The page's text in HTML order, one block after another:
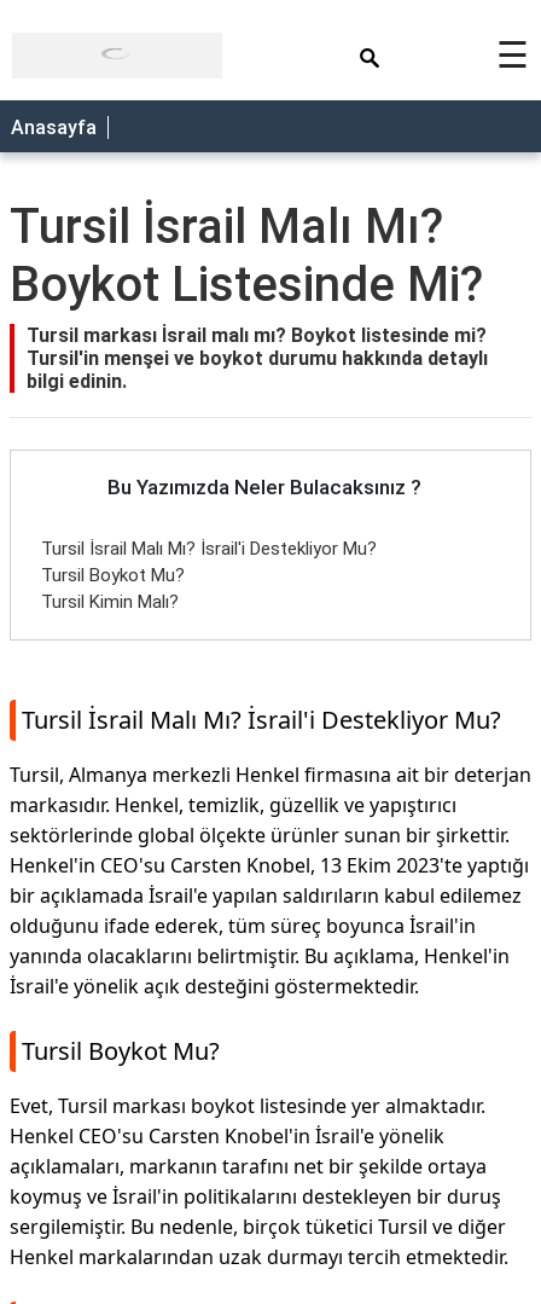
☰
Anasayfa
Tursil İsrail Malı Mı?
Boykot Listesinde Mi?
Tursil markası İsrail malı mı? Boykot listesinde mi?
Tursil'in menşei ve boykot durumu hakkında detaylı
bilgi edinin.
Bu Yazımızda Neler Bulacaksınız ?
Tursil İsrail Malı Mı? İsrail'i Destekliyor Mu?
Tursil Boykot Mu?
Tursil Kimin Malı?
Tursil İsrail Malı Mı? İsrail'i Destekliyor Mu?
Tursil, Almanya merkezli Henkel firmasına ait bir deterjan
markasıdır. Henkel, temizlik, güzellik ve yapıştırıcı
sektörlerinde global ölçekte ürünler sunan bir şirkettir.
Henkel'in CEO'su Carsten Knobel, 13 Ekim 2023'te yaptığı
bir açıklamada İsrail'e yapılan saldırıların kabul edilemez
olduğunu ifade ederek, tüm süreç boyunca İsrail'in
yanında olacaklarını belirtmiştir. Bu açıklama, Henkel'in
İsrail'e yönelik açık desteğini göstermektedir.
Tursil Boykot Mu?
Evet, Tursil markası boykot listesinde yer almaktadır.
Henkel CEO'su Carsten Knobel'in İsrail'e yönelik
açıklamaları, markanın tarafını net bir şekilde ortaya
koymuş ve İsrail'in politikalarını destekleyen bir duruş
sergilemiştir. Bu nedenle, birçok tüketici Tursil ve diğer
Henkel markalarından uzak durmayı tercih etmektedir.